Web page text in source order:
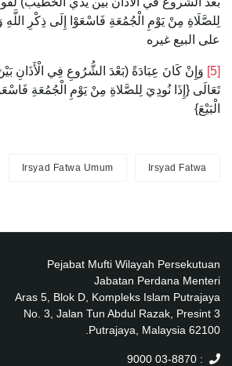
لِلصَّلَاةِ مِنْ يَوْمِ الْجُمُعَةِ ‌فَاسْعَوْا ‌إِلَى ‌ذِكْرِ ‌اللَّهِ
على البيع غيره
[5]
وَإِنْ كَانَ عِبَادَةً (بَعْدَ الشُّرُوعِ فِي الْأَذَانِ
تَعَالَى {إِذَا نُودِيَ لِلصَّلاةِ مِنْ يَوْمِ الْجُمُعَةِ
‌الْبَيْعَ}
Irsyad Fatwa
Irsyad Fatwa Umum
Pejabat Mufti Wilayah Persekutuan
Jabatan Perdana Menteri
Aras 5, Blok D, Kompleks Islam Putrajaya
No. 3, Jalan Tun Abdul Razak, Presint 3
62100 Putrajaya, Malaysia.
: 03-8870 9000